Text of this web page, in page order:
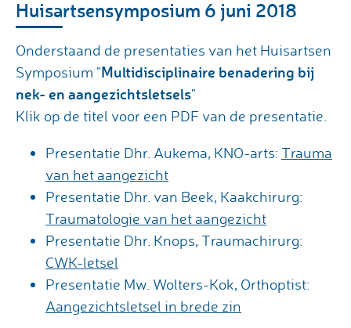
Huisartsensymposium 6 juni 2018
Onderstaand de presentaties van het Huisartsen
Symposium "Multidisciplinaire benadering bij
nek- en aangezichtsletsels"
Klik op de titel voor een PDF van de presentatie.
Presentatie Dhr. Aukema, KNO-arts: Trauma
van het aangezicht
Presentatie Dhr. van Beek, Kaakchirurg:
Traumatologie van het aangezicht
Presentatie Dhr. Knops, Traumachirurg:
CWK-letsel
Presentatie Mw. Wolters-Kok, Orthoptist:
Aangezichtsletsel in brede zin